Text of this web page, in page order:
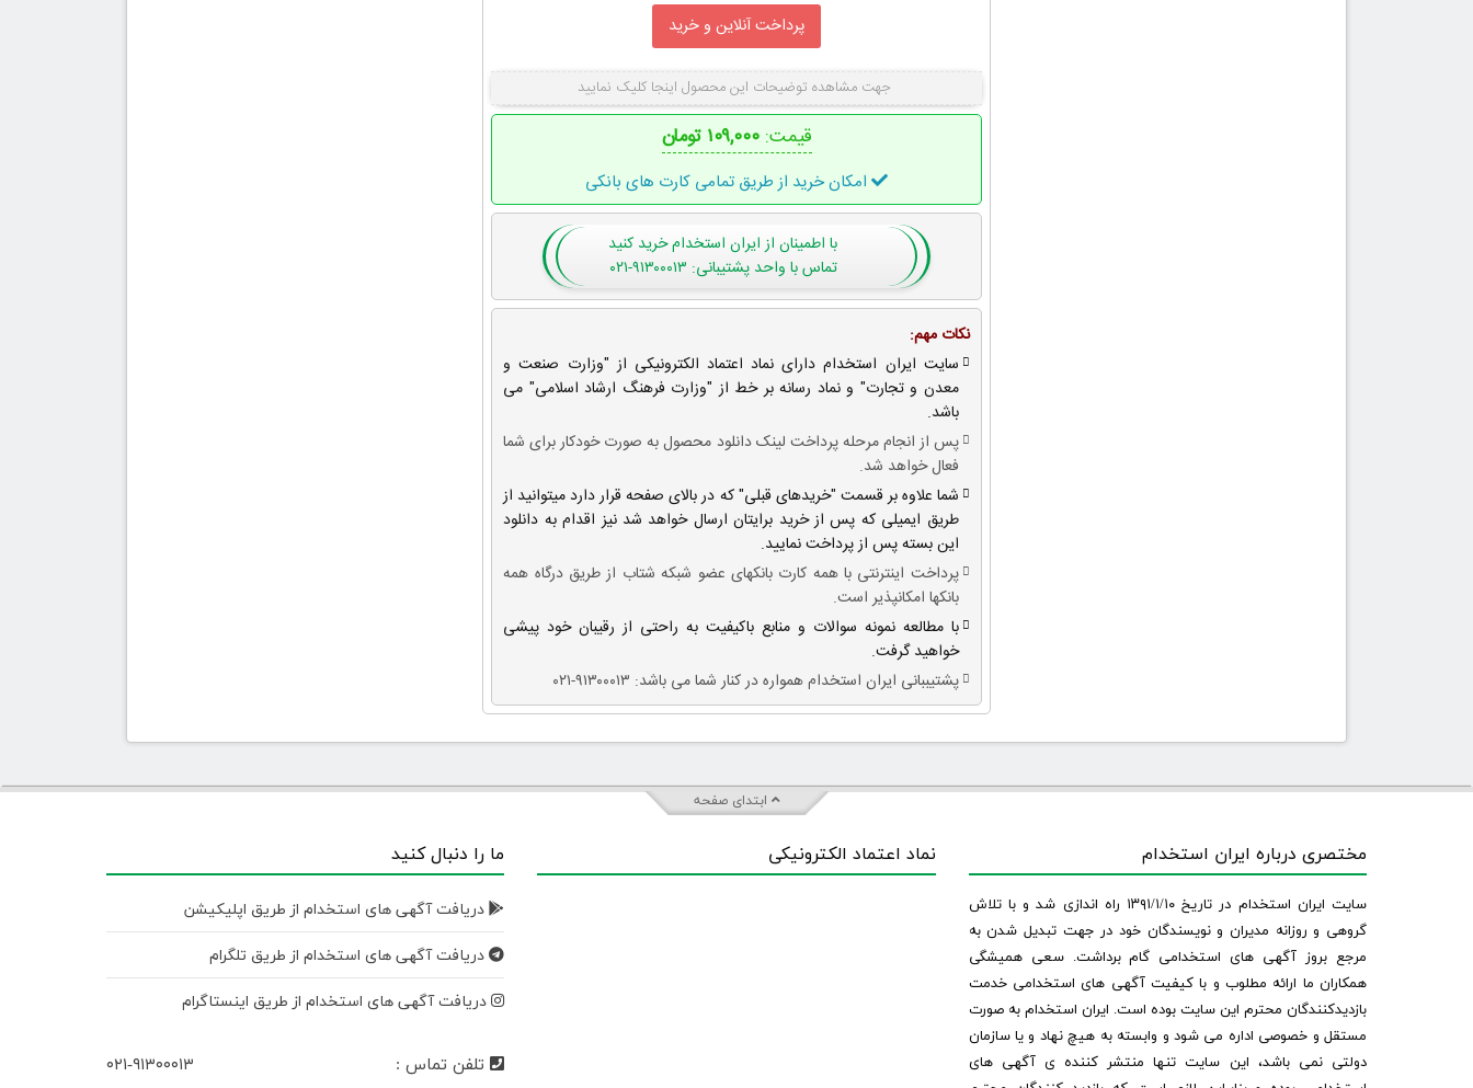
جهت مشاهده توضیحات این محصول اینجا کلیک نمایید
قیمت:۱۰۹,۰۰۰ تومان
امکان خرید از طریق تمامی کارت های بانکی
با اطمینان از ایران استخدامخرید کنید
تماس با واحد پشتیبانی: ۹۱۳۰۰۰۱۳-۰۲۱
نکات مهم:
سایت ایران استخدام دارای نماد اعتماد الکترونیکی از "وزارت صنعت و
معدن و تجارت" و نماد رسانه بر خط از "وزارت فرهنگ ارشاد اسلامی" می
باشد.
پس از انجام مرحله پرداخت لینک دانلود محصول به صورت خودکار برای شما
فعال خواهد شد.
شما علاوه بر قسمت "خریدهای قبلی" که در بالای صفحه قرار دارد میتوانید از
طریق ایمیلی که پس از خرید برایتان ارسال خواهد شد نیز اقدام به دانلود
این بسته پس از پرداخت نمایید.
پرداخت اینترنتی با همه کارت بانکهای عضو شبکه شتاب از طریق درگاه همه
بانکها امکانپذیر است.
با مطالعه نمونه سوالات و منابع باکیفیت به راحتی از رقیبان خود پیشی
خواهید گرفت.
پشتیببانی ایران استخدام همواره در کنار شما می باشد: ۹۱۳۰۰۰۱۳-۰۲۱
ابتدای صفحه
مختصری درباره ایران استخدام
سایت ایران استخدام در تاریخ ۱۳۹۱/۱/۱۰ راه اندازی شد و با تلاش
گروهی و روزانه مدیران و نویسندگان خود در جهت تبدیل شدن به
مرجع بروز آگهی های استخدامی گام برداشت. سعی همیشگی
همکاران ما ارائه مطلوب و با کیفیت آگهی های استخدامی خدمت
بازدیدکنندگان محترم این سایت بوده است. ایران استخدام به صورت
مستقل و خصوصی اداره می شود و وابسته به هیچ نهاد و یا سازمان
دولتی نمی باشد، این سایت تنها منتشر کننده ی آگهی های
نماد اعتماد الکترونیکی ما را دنبال کنید
دریافت آگهی های استخدام از طریق اپلیکیشن
دریافت آگهی های استخدام از طریق تلگرام
دریافت آگهی های استخدام از طریق اینستاگرام
تلفن تماس : ۰۲۱-۹۱۳۰۰۰۱۳